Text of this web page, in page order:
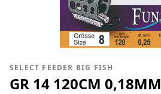
SELECT FEEDER BIG FISH
GR 14 120CM 0,18MM